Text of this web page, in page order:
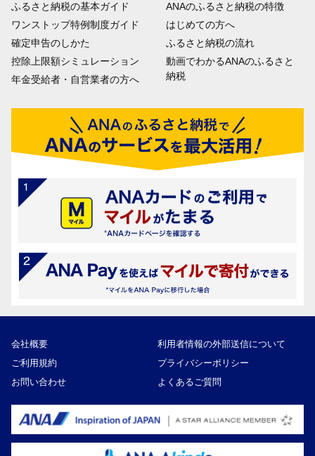
ふるさと納税の基本ガイド
ワンストップ特例制度ガイド
確定申告のしかた
控除上限額シミュレーション
年金受給者・自営業者の方へ
ANAのふるさと納税の特徴
はじめての方へ
ふるさと納税の流れ
動画でわかるANAのふるさと
納税
会社概要
利用者情報の外部送信について
ご利用規約
プライバシーポリシー
お問い合わせ
よくあるご質問